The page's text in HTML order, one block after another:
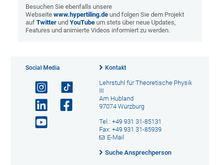
Besuchen Sie ebenfalls unsere
Webseitewww.hypertiling.de und folgen Sie dem Projekt
aufTwitter undYouTube um stets über neue Updates,
Features und animierte Videos informiert zu werden.
Social Media Kontakt
Lehrstuhl für Theoretische Physik
III
Am Hubland
97074 Würzburg
Tel.: +49 931 31-85131
Fax: +49 931 31-85939
E-Mail
Suche Ansprechperson